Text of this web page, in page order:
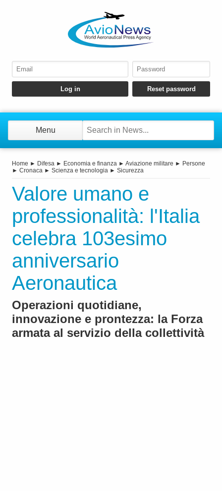
Menu
Home ► Difesa ► Economia e finanza ► Aviazione militare ► Persone
► Cronaca ► Scienza e tecnologia ► Sicurezza
Valore umano e
professionalità: l'Italia
celebra 103esimo
anniversario
Aeronautica
Operazioni quotidiane,
innovazione e prontezza: la Forza
armata al servizio della collettività